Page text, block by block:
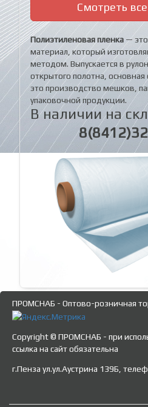
Смотреть
Полиэтиленовая пленка —
материал, который
методом. Выпускается в
открытого полотна,
это производство мешков,
упаковочной продукции.
В наличии на
ПРОМСНАБ - Оптово-розничная
Copyright © ПРОМСНАБ - при
ссылка на сайт обязательна
г.Пенза ул.ул.Аустрина 139Б,